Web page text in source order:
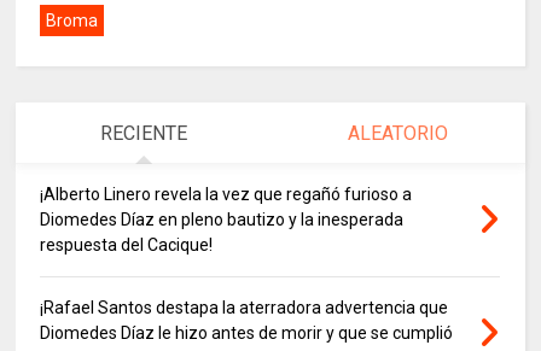
Broma
RECIENTE ALEATORIO
¡Alberto Linero revela la vez que regañó furioso a
Diomedes Díaz en pleno bautizo y la inesperada
respuesta del Cacique!
¡Rafael Santos destapa la aterradora advertencia que
Diomedes Díaz le hizo antes de morir y que se cumplió